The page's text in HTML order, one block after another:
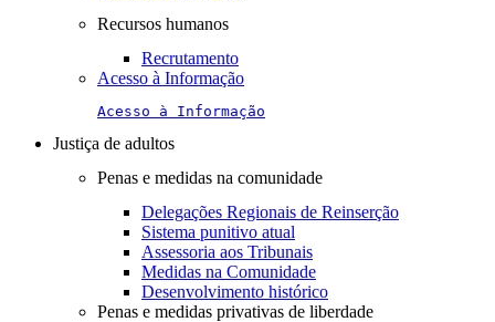
Recursos humanos
Recrutamento
Acesso à Informação
Acesso à Informação
Justiça de adultos
Penas e medidas na comunidade
Delegações Regionais de Reinserção
Sistema punitivo atual
Assessoria aos Tribunais
Medidas na Comunidade
Desenvolvimento histórico
Penas e medidas privativas de liberdade